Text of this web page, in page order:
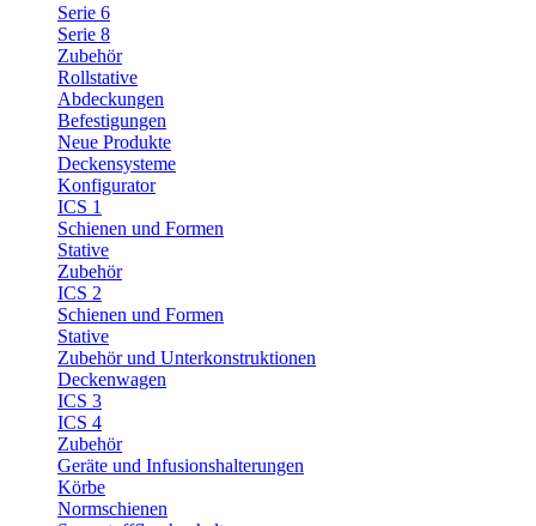
Serie 6
Serie 8
Zubehör
Rollstative
Abdeckungen
Befestigungen
Neue Produkte
Deckensysteme
Konfigurator
ICS 1
Schienen und Formen
Stative
Zubehör
ICS 2
Schienen und Formen
Stative
Zubehör und Unterkonstruktionen
Deckenwagen
ICS 3
ICS 4
Zubehör
Geräte und Infusionshalterungen
Körbe
Normschienen